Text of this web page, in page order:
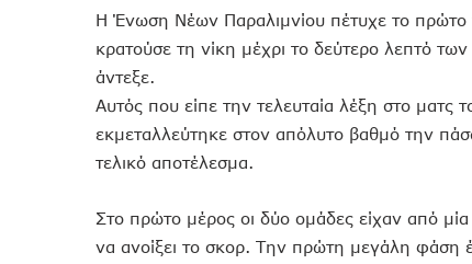
Η Ένωση Νέων Παραλιμνίου πέτυχε το
κρατούσε τη νίκη μέχρι το δεύτερο λεπτό
άντεξε.
Αυτός που είπε την τελευταία λέξη στο
εκμεταλλεύτηκε στον απόλυτο βαθμό την
τελικό αποτέλεσμα.
Στο πρώτο μέρος οι δύο ομάδες είχαν από
να ανοίξει το σκορ. Την πρώτη μεγάλη φάση